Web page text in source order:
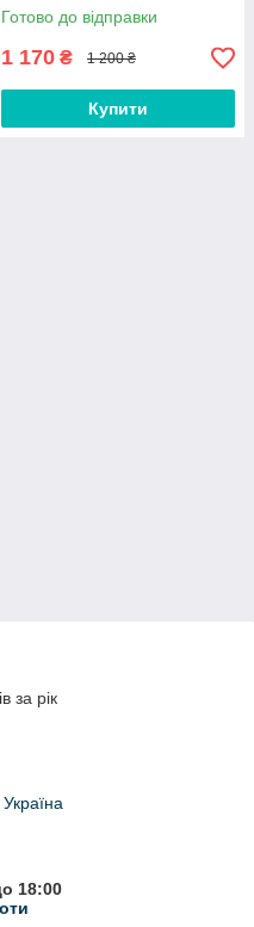
Готово до відправки
1 170 ₴ 1 200 ₴
Купити
за рік
18:00